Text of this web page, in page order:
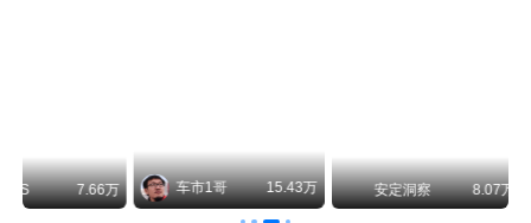
安定洞察 8.07万 智电出行 8.54万 智电出行